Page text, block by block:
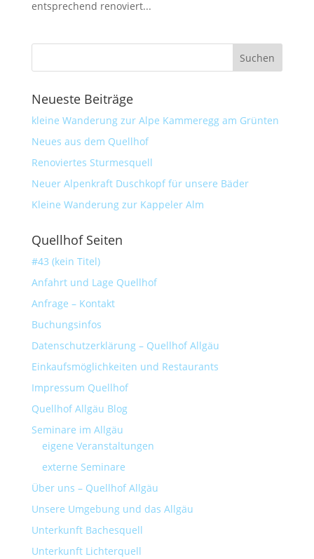
entsprechend renoviert...
Neueste Beiträge
kleine Wanderung zur Alpe Kammeregg am Grünten
Neues aus dem Quellhof
Renoviertes Sturmesquell
Neuer Alpenkraft Duschkopf für unsere Bäder
Kleine Wanderung zur Kappeler Alm
Quellhof Seiten
#43 (kein Titel)
Anfahrt und Lage Quellhof
Anfrage – Kontakt
Buchungsinfos
Datenschutzerklärung – Quellhof Allgäu
Einkaufsmöglichkeiten und Restaurants
Impressum Quellhof
Quellhof Allgäu Blog
Seminare im Allgäu
eigene Veranstaltungen
externe Seminare
Über uns – Quellhof Allgäu
Unsere Umgebung und das Allgäu
Unterkunft Bachesquell
Unterkunft Lichterquell